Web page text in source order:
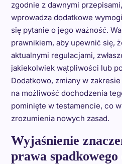
zgodnie z dawnymi
wprowadza dodatkowe
się pytanie o jego ważność.
prawnikiem, aby upewnić się,
aktualnymi regulacjami,
jakiekolwiek wątpliwości lub
Dodatkowo, zmiany w
na możliwość dochodzenia
pominięte w testamencie, co
zrozumienia nowych zasad.
Wyjaśnienie
prawa